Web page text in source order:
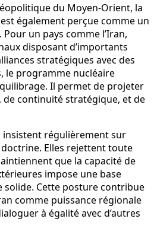
du Moyen-Orient, la
également perçue comme un
un pays comme l’Iran,
disposant d’importants
stratégiques avec des
le programme nucléaire
Il permet de projeter
de continuité stratégique, et de
insistent régulièrement sur
doctrine. Elles rejettent toute
que la capacité de
impose une base
Cette posture contribue
comme puissance régionale
à égalité avec d’autres